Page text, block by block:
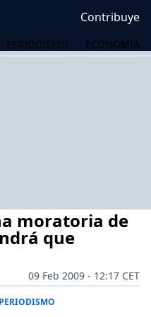
Contribuye
PERIODISMO ECONOMÍA
moratoria de
que
09 Feb 2009 - 12:17 CET
PERIODISMO